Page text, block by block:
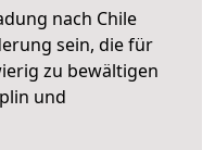
nach Chile
sein, die für
zu bewältigen
und